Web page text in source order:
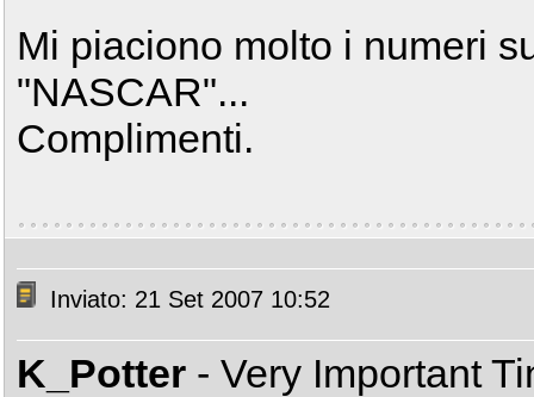
Mi piaciono molto i numeri
"NASCAR"...
Complimenti.
Inviato: 21 Set 2007 10:52
K_Potter - Very Important